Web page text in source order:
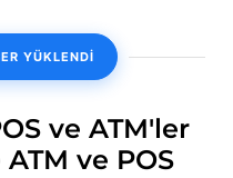
YÜKLENDİ
ve ATM'ler
ve POS